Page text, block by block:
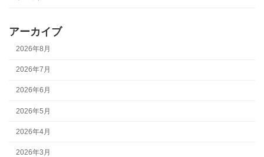
アーカイブ
2026年8月
2026年7月
2026年6月
2026年5月
2026年4月
2026年3月